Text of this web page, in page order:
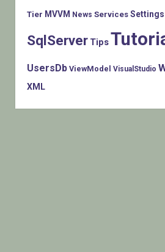
Tier MVVM News Services Settings
SqlServer Tips
UsersDb ViewModel VisualStudio
XML